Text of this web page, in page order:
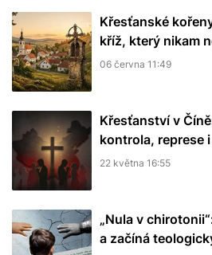
Křesťanské
kříž, který nikam
06 června 11:49
Křesťanství v
kontrola, represe
22 května 16:55
„Nula v
a začíná